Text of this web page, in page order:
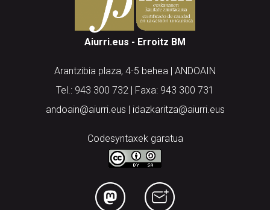
Aiurri.eus - Erroitz BM
Arantzibia plaza, 4-5 behea | ANDOAIN
Tel.: 943 300 732 | Faxa: 943 300 731
andoain@aiurri.eus | idazkaritza@aiurri.eus
Codesyntaxek garatua